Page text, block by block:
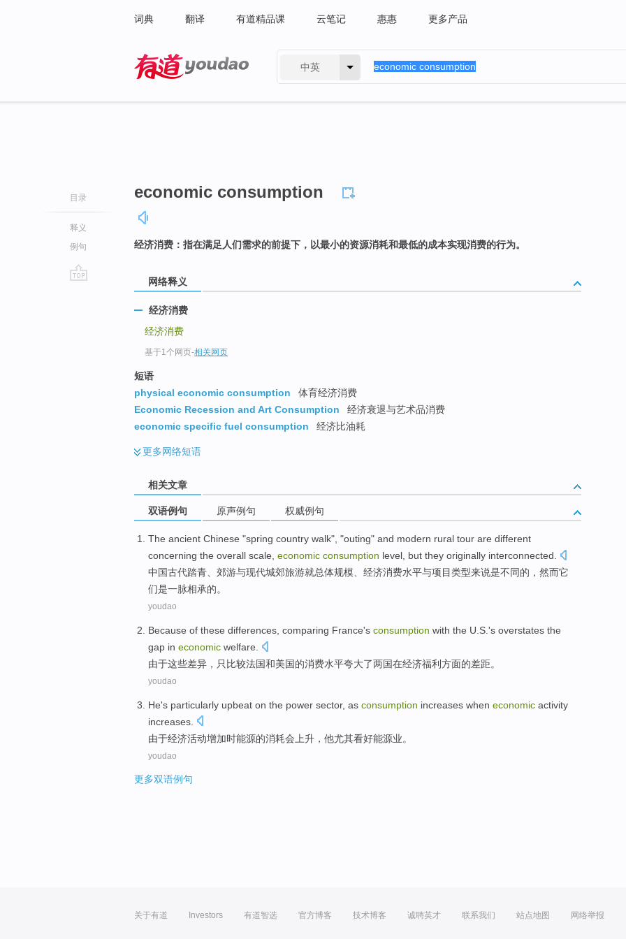
词典 翻译 有道精品课 云笔记 惠惠 更多产品
中英
目录
释义
例句
economic consumption
经济消费：指在满足人们需求的前提下，以最小的资源消耗和最低的成本实现消费的行为。
网络释义
经济消费
经济消费
基于1个网页-相关网页
短语
physical economic consumption
体育经济消费
Economic Recession and Art Consumption
经济衰退与艺术品消费
economic specific fuel consumption
经济比油耗
更多网络短语
相关文章
双语例句 原声例句 权威例句
The ancient Chinese "spring country walk", "outing" and modern rural tour are different
concerning the overall scale economic consumption level but they originally interconnected
中国古代踏青 郊游与现代城郊旅游就总体规模 经济消费水平与项目类型来说是不同的， 然而它
们是一脉相承的。
youdao
Because of these differences comparing France's consumption with the U.S .'s overstates the
gap in economic welfare
由于这些差异 ， 只比较法国和美国的消费水平夸大了两国在经济福利方面的差距。
youdao
He's particularly upbeat on the power sector, as consumption increases when economic activity
increases
由于经济活动增加时能源的消耗会 上升 ， 他尤其看好能源业。
youdao
更多双语例句
关于有道 Investors 有道智选 官方博客 技术博客 诚聘英才 联系我们 站点地图 网络举报